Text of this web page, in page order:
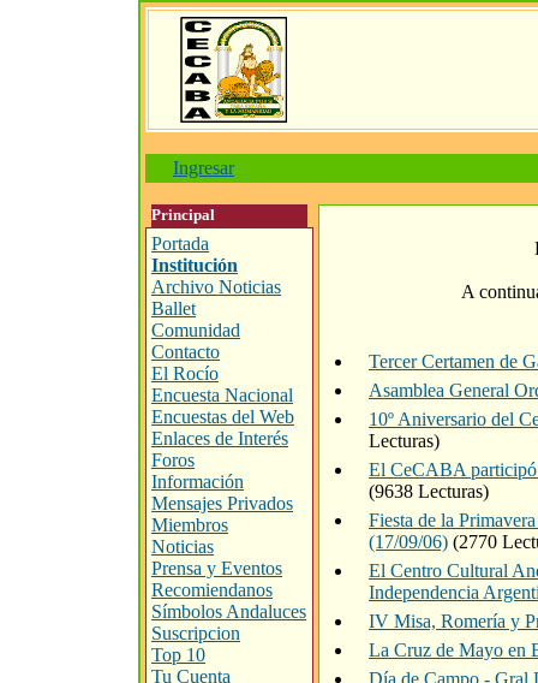
Ingresar
Principal
Portada
Institución
Archivo Noticias
Ballet
Comunidad
Contacto
El Rocío
Encuesta Nacional
Encuestas del Web
Enlaces de Interés
Foros
Información
Mensajes Privados
Miembros
Noticias
Prensa y Eventos
Recomiendanos
Símbolos Andaluces
Suscripcion
Top 10
Tu Cuenta
A
Tercer Certamen de
Asamblea General
10º Aniversario del
Lecturas)
El CeCABA participó
(9638 Lecturas)
Fiesta de la
(17/09/06) (2770
El Centro Cultural
Independencia
IV Misa, Romería y
La Cruz de Mayo en
Día de Campo - Gral